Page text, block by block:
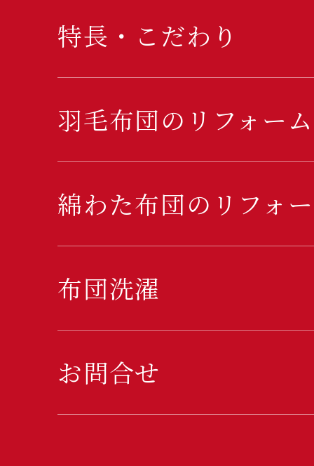
特長・こだわり
羽毛布団のリフォーム
綿わた布団のリフォ
布団洗濯
お問合せ